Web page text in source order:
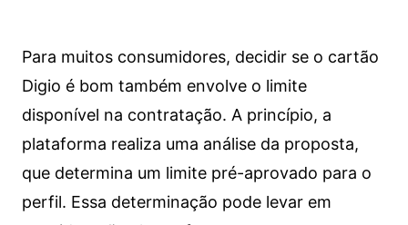
Para muitos consumidores, decidir se o cartão
Digio é bom também envolve o limite
disponível na contratação. A princípio, a
plataforma realiza uma análise da proposta,
que determina um limite pré-aprovado para o
perfil. Essa determinação pode levar em